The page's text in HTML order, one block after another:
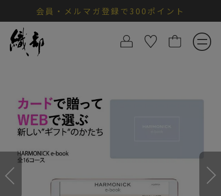
会員・メルマガ登録で300ポイント